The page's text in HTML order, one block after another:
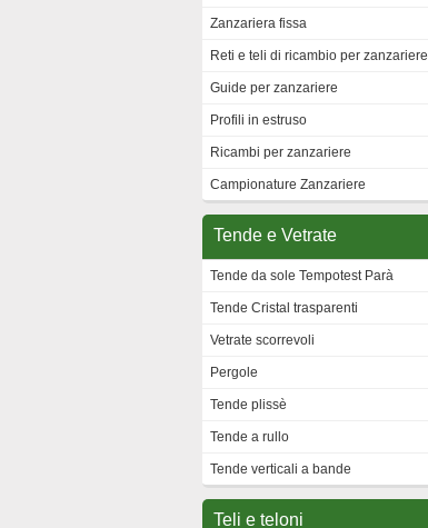
Zanzariera fissa
Reti e teli di ricambio per zanzariere
Guide per zanzariere
Profili in estruso
Ricambi per zanzariere
Campionature Zanzariere
Tende e Vetrate
Tende da sole Tempotest Parà
Tende Cristal trasparenti
Vetrate scorrevoli
Pergole
Tende plissè
Tende a rullo
Tende verticali a bande
Teli e teloni